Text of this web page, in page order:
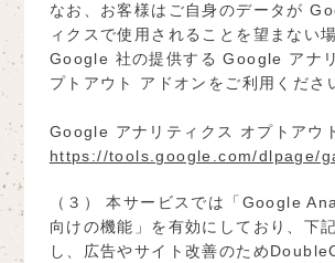
なお、お客様はご自身のデータが
ィクスで使用されることを望まない場
Google 社の提供する Google アナ
プトアウト アドオンをご利用くださ
Google アナリティクス オプトアウ
https://tools.google.com/dlpage/
（３） 本サービスでは「Google
向けの機能」を有効にしており、下
し、広告やサイト改善のため